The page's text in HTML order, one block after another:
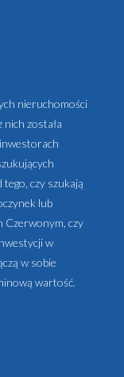
nieruchomości
nich została
czy szukają
lub
Czerwonym, czy
w
w sobie
wartość.